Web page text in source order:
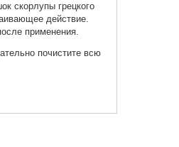
скорлупы грецкого
действие.
применения.
почистите всю